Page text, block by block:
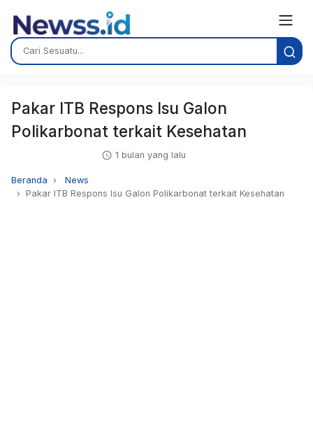
Pakar ITB Respons Isu Galon
Polikarbonat terkait Kesehatan
1 bulan yang lalu
Beranda
News
Pakar ITB Respons Isu Galon Polikarbonat terkait Kesehatan